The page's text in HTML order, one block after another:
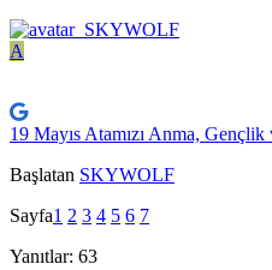
A
19 Mayıs Atamızı Anma,
Başlatan SKYWOLF
Sayfa1 2 3 4 5 6 7
Yanıtlar: 63